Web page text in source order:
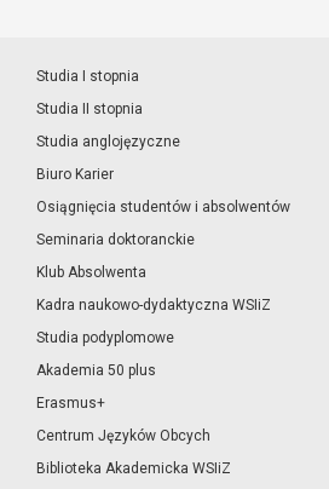
Studia I stopnia
Studia II stopnia
Studia anglojęzyczne
Biuro Karier
Osiągnięcia studentów i absolwentów
Seminaria doktoranckie
Klub Absolwenta
Kadra naukowo-dydaktyczna WSIiZ
Studia podyplomowe
Akademia 50 plus
Erasmus+
Centrum Języków Obcych
Biblioteka Akademicka WSIiZ